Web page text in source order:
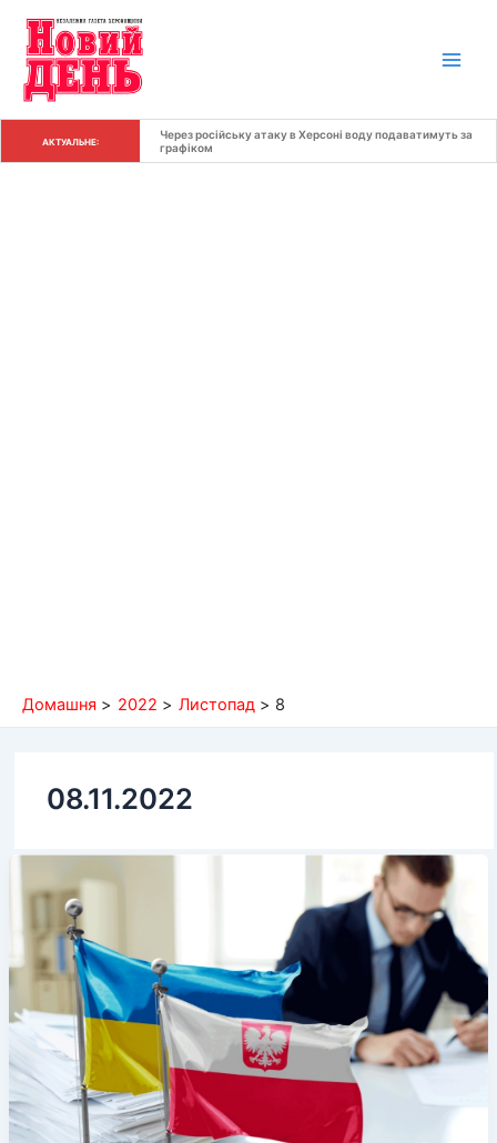
вмісту
АКТУАЛЬНЕ:
Через російську атаку в Херсоні воду подаватимуть за
графіком
Домашня 2022 Листопад 8
08.11.2022